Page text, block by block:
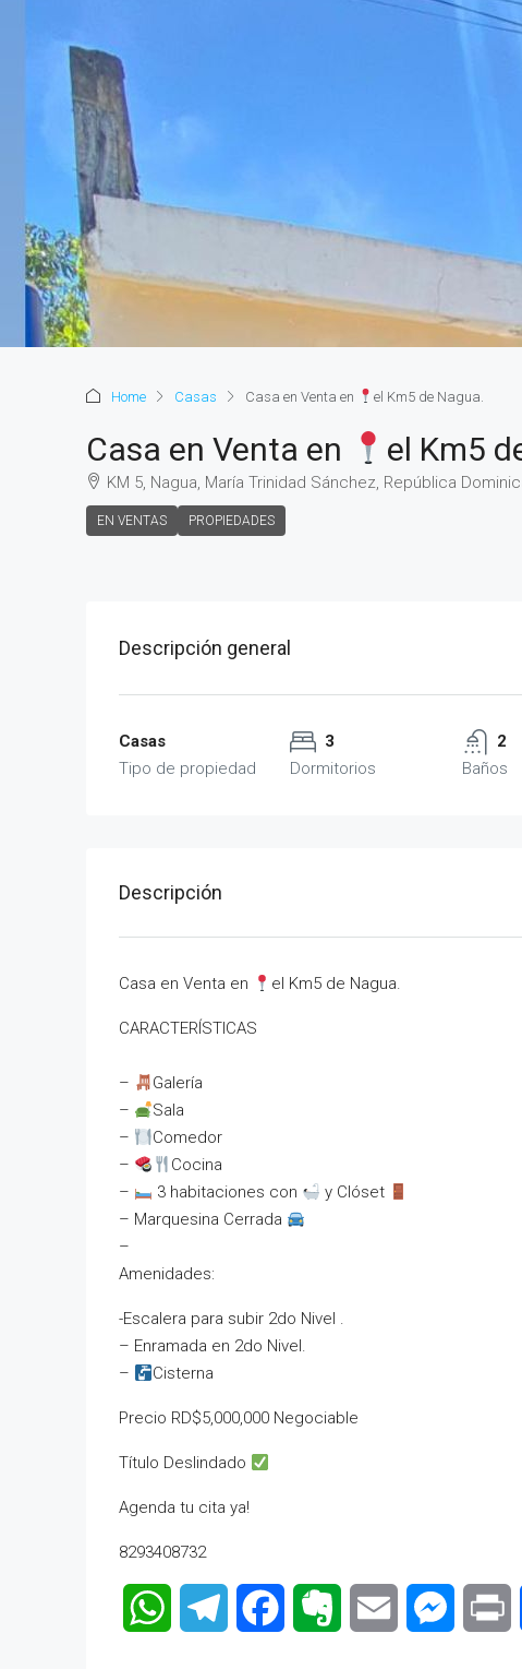
Home Casas Casa en Venta en el Km5 de Nagua.
Casa en Venta en el Km5
KM 5, Nagua, María Trinidad Sánchez, República
EN VENTAS PROPIEDADES
Descripción general
Casas
Tipo de propiedad
3
Dormitorios
2
Baños
Descripción
Casa en Venta en el Km5 de Nagua.
CARACTERÍSTICAS
–
Galería
–
Sala
–
Comedor
–
Cocina
–
3 habitaciones con
y Clóset
– ⁠Marquesina Cerrada
– ⁠
Amenidades:
-Escalera para subir 2do Nivel .
– Enramada en 2do Nivel.
–
Cisterna
Precio RD$5,000,000 Negociable
Título Deslindado
Agenda tu cita ya!
8293408732
WhatsAppTelegram FacebookEvernote Email